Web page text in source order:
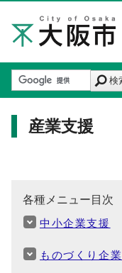
検
産業支援
各種メニュー目次
中小企業支援
ものづくり企